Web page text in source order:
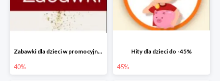
Zabawki dla dzieci w promocyjnych cenach do -40%!
40%
Hity dla dzieci do -45%
45%